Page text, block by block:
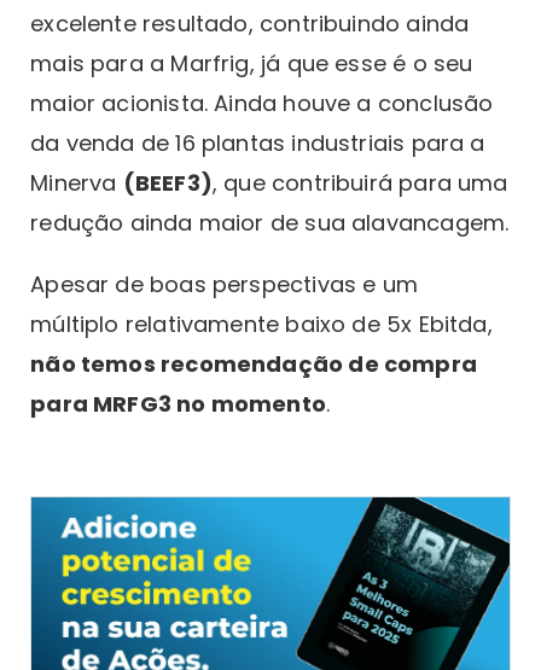
excelente resultado, contribuindo ainda
mais para a Marfrig, já que esse é o seu
maior acionista. Ainda houve a conclusão
da venda de 16 plantas industriais para a
Minerva (BEEF3), que contribuirá para uma
redução ainda maior de sua alavancagem.
Apesar de boas perspectivas e um
múltiplo relativamente baixo de 5x Ebitda,
não temos recomendação de compra
para MRFG3 no momento.